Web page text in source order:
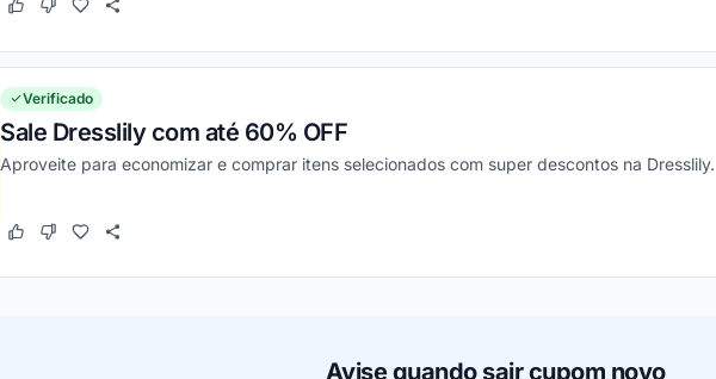
Este cupom funcionou
Este cupom não funcionou
Verificado
Sale Dresslily com até 60% OFF
Aproveite para economizar e comprar itens selecionados com super descontos na Dresslily.
Este cupom funcionou
Este cupom não funcionou
Avise quando sair cupom novo